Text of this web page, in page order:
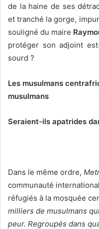
de la haine de ses
et tranché la gorge,
souligné du maire
protéger son adjoint
sourd ?
Les musulmans
musulmans
Seraient-ils apatrides
Dans le même ordre,
communauté
réfugiés à la mosquée
milliers de musulmans
peur. Regroupés dans